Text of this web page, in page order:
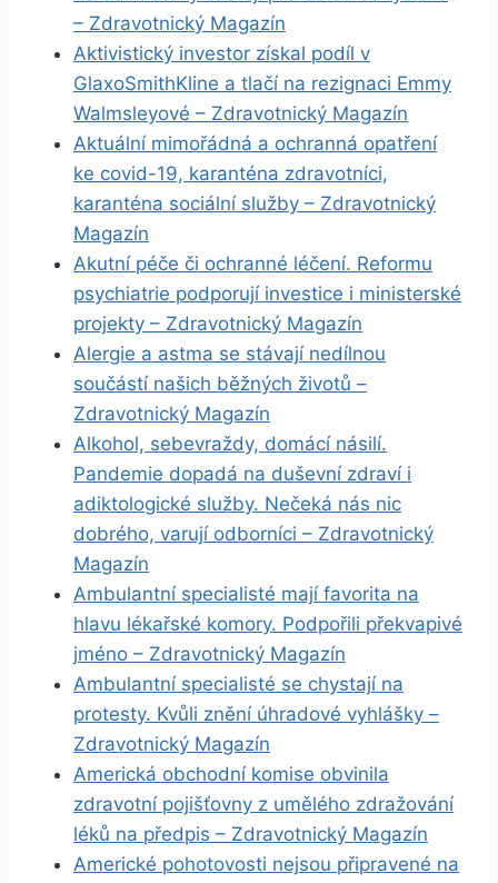
– Zdravotnický Magazín
Aktivistický investor získal podíl v
GlaxoSmithKline a tlačí na rezignaci Emmy
Walmsleyové – Zdravotnický Magazín
Aktuální mimořádná a ochranná opatření
ke covid-19, karanténa zdravotníci,
karanténa sociální služby – Zdravotnický
Magazín
Akutní péče či ochranné léčení. Reformu
psychiatrie podporují investice i ministerské
projekty – Zdravotnický Magazín
Alergie a astma se stávají nedílnou
součástí našich běžných životů –
Zdravotnický Magazín
Alkohol, sebevraždy, domácí násilí.
Pandemie dopadá na duševní zdraví i
adiktologické služby. Nečeká nás nic
dobrého, varují odborníci – Zdravotnický
Magazín
Ambulantní specialisté mají favorita na
hlavu lékařské komory. Podpořili překvapivé
jméno – Zdravotnický Magazín
Ambulantní specialisté se chystají na
protesty. Kvůli znění úhradové vyhlášky –
Zdravotnický Magazín
Americká obchodní komise obvinila
zdravotní pojišťovny z umělého zdražování
léků na předpis – Zdravotnický Magazín
Americké pohotovosti nejsou připravené na